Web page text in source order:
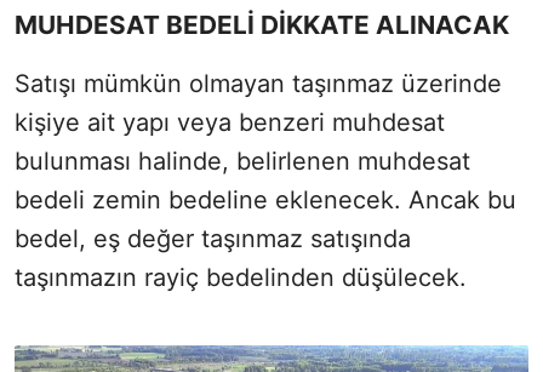
MUHDESAT BEDELİ DİKKATE ALINACAK
Satışı mümkün olmayan taşınmaz üzerinde
kişiye ait yapı veya benzeri muhdesat
bulunması halinde, belirlenen muhdesat
bedeli zemin bedeline eklenecek. Ancak bu
bedel, eş değer taşınmaz satışında
taşınmazın rayiç bedelinden düşülecek.